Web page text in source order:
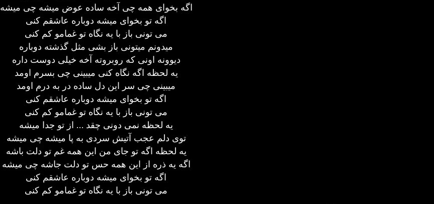
اگه بخوای همه چی آخه ساده عوض میشه چی میشه
اگه تو بخوای میشه دوباره عاشقم کنی
می تونی باز با یه نگاه تو غمامو کم کنی
میدونم میتونی باز بشی مثل گذشته دوباره
دیوونه اونی که روبروته آخه خیلی دوست داره
یه لحظه اگه نگاه کنی میبینی چی بسرم اومد
میبینی چی سر این دل ساده در به درم اومد
اگه تو بخوای میشه دوباره عاشقم کنی
می تونی باز با یه نگاه تو غمامو کم کنی
یه لحظه نمی دونی چقد … از تو جدا میشه
توی دلم عجب آتیش سردی به پا میشه چی میشه
یه لحظه اگه تو جای من این همه غم تو دلت باشه
اگه یه ذره از این همه حس تو دلت جاشه چی میشه
اگه تو بخوای میشه دوباره عاشقم کنی
می تونی باز با یه نگاه تو غمامو کم کنی